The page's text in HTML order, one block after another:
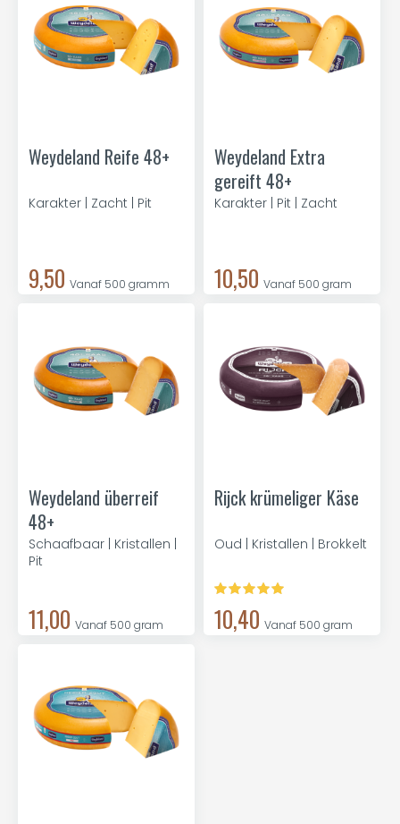
Weydeland Reife 48+
Karakter | Zacht | Pit
9,50 Vanaf 500 gramm
Weydeland Extra
gereift 48+
Karakter | Pit | Zacht
10,50 Vanaf 500 gram
Weydeland überreif
48+
Schaafbaar | Kristallen |
Pit
11,00 Vanaf 500 gram
Rijck krümeliger Käse
Oud | Kristallen | Brokkelt
10,40 Vanaf 500 gram